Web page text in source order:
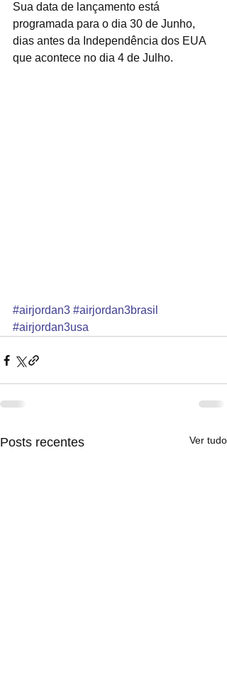
Sua data de lançamento está
programada para o dia 30 de Junho,
dias antes da Independência dos EUA
que acontece no dia 4 de Julho.
#airjordan3 #airjordan3brasil
#airjordan3usa
Posts recentes Ver tudo